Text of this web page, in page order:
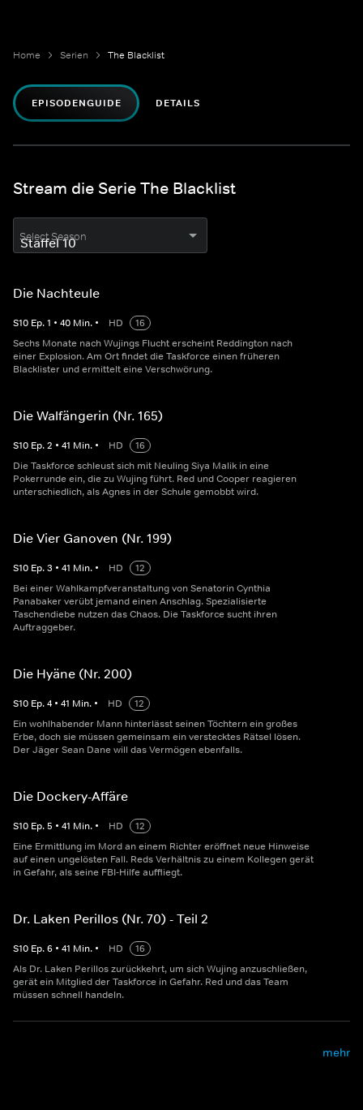
Home Serien The Blacklist
EPISODENGUIDE DETAILS
Stream die Serie The Blacklist
Select Season
Die Nachteule
S10 Ep.1 • 40 Min. • HD
16
Sechs Monate nach Wujings Flucht erscheint Reddington nach
einer Explosion. Am Ort findet die Taskforce einen früheren
Blacklister und ermittelt eine Verschwörung.
Die Walfängerin (Nr. 165)
S10 Ep.2 • 41 Min. • HD
16
Die Taskforce schleust sich mit Neuling Siya Malik in eine
Pokerrunde ein, die zu Wujing führt. Red und Cooper reagieren
unterschiedlich, als Agnes in der Schule gemobbt wird.
Die Vier Ganoven (Nr. 199)
S10 Ep.3 • 41 Min. • HD
12
Bei einer Wahlkampfveranstaltung von Senatorin Cynthia
Panabaker verübt jemand einen Anschlag. Spezialisierte
Taschendiebe nutzen das Chaos. Die Taskforce sucht ihren
Auftraggeber.
Die Hyäne (Nr. 200)
S10 Ep.4 • 41 Min. • HD
12
Ein wohlhabender Mann hinterlässt seinen Töchtern ein großes
Erbe, doch sie müssen gemeinsam ein verstecktes Rätsel lösen.
Der Jäger Sean Dane will das Vermögen ebenfalls.
Die Dockery-Affäre
S10 Ep.5 • 41 Min. • HD
12
Eine Ermittlung im Mord an einem Richter eröffnet neue Hinweise
auf einen ungelösten Fall. Reds Verhältnis zu einem Kollegen gerät
in Gefahr, als seine FBI-Hilfe auffliegt.
Dr. Laken Perillos (Nr. 70) - Teil 2
S10 Ep.6 • 41 Min. • HD
16
Als Dr. Laken Perillos zurückkehrt, um sich Wujing anzuschließen,
gerät ein Mitglied der Taskforce in Gefahr. Red und das Team
müssen schnell handeln.
mehr